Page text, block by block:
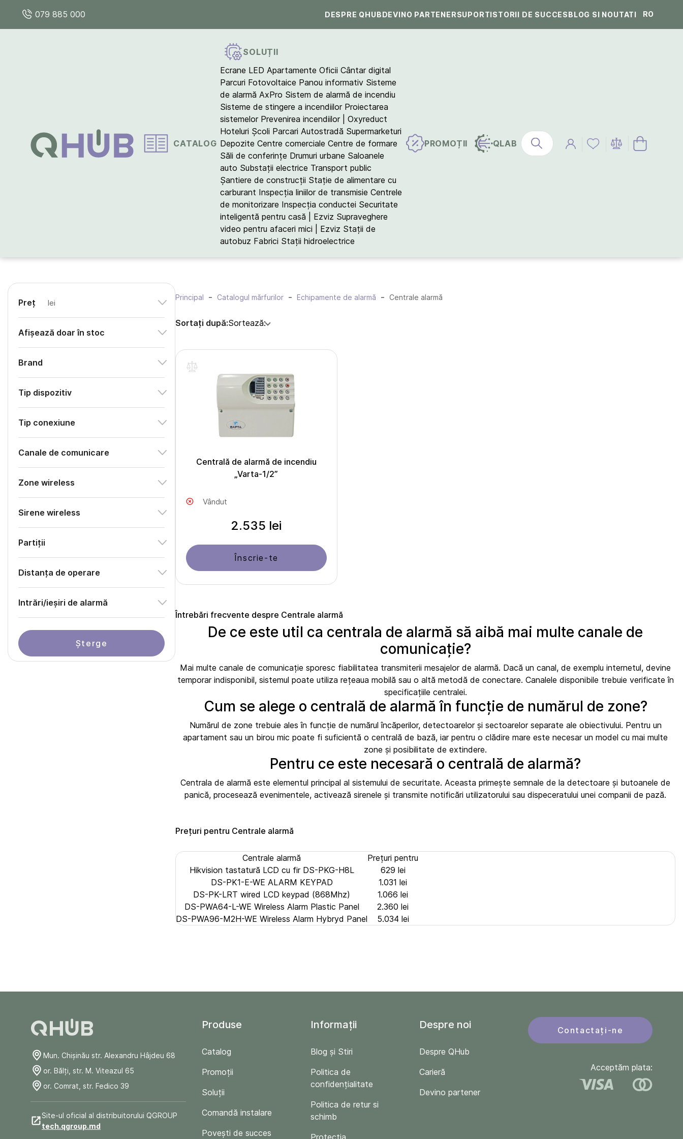
079 885 000 DESPRE QHUBDEVINO PARTENERSUPORTISTORII DE SUCCESBLOG SI NOUTATI RO
CATALOG
SOLUȚII
Ecrane LED Apartamente Oficii Cântar digital
Parcuri Fotovoltaice Panou informativ Sisteme
de alarmă AxPro Sistem de alarmă de incendiu
Sisteme de stingere a incendiilor Proiectarea
sistemelor Prevenirea incendiilor | Oxyreduct
Hoteluri Școli Parcari Autostradă Supermarketuri
Depozite Centre comerciale Centre de formare
Săli de conferințe Drumuri urbane Saloanele
auto Substații electrice Transport public
Șantiere de construcții Stație de alimentare cu
carburant Inspecția liniilor de transmisie Centrele
de monitorizare Inspecția conductei Securitate
inteligentă pentru casă | Ezviz Supraveghere
video pentru afaceri mici | Ezviz Stații de
autobuz Fabrici Stații hidroelectrice
PROMOȚII QLAB
Preț lei
Afișează doar în stoc
Brand
Tip dispozitiv
Tip conexiune
Canale de comunicare
Zone wireless
Sirene wireless
Partiții
Distanța de operare
Intrări/ieșiri de alarmă
Șterge
Principal Catalogul mărfurilor Echipamente de alarmă Centrale alarmă
Sortați după:Sortează:
Centrală de alarmă de incendiu
„Varta-1/2”
Vândut
2.535 lei
Înscrie-te
Întrebări frecvente despre Centrale alarmă
De ce este util ca centrala de alarmă să aibă mai multe canale de
comunicație?
Mai multe canale de comunicație sporesc fiabilitatea transmiterii mesajelor de alarmă. Dacă un canal, de exemplu internetul, devine
temporar indisponibil, sistemul poate utiliza rețeaua mobilă sau o altă metodă de conectare. Canalele disponibile trebuie verificate în
specificațiile centralei.
Cum se alege o centrală de alarmă în funcție de numărul de zone?
Numărul de zone trebuie ales în funcție de numărul încăperilor, detectoarelor și sectoarelor separate ale obiectivului. Pentru un
apartament sau un birou mic poate fi suficientă o centrală de bază, iar pentru o clădire mare este necesar un model cu mai multe
zone și posibilitate de extindere.
Pentru ce este necesară o centrală de alarmă?
Centrala de alarmă este elementul principal al sistemului de securitate. Aceasta primește semnale de la detectoare și butoanele de
panică, procesează evenimentele, activează sirenele și transmite notificări utilizatorului sau dispeceratului unei companii de pază.
Prețuri pentru Centrale alarmă
Centrale alarmă
Prețuri pentru
Hikvision tastatură LCD cu fir DS-PKG-H8L
629 lei
DS-PK1-E-WE ALARM KEYPAD
1.031 lei
DS-PK-LRT wired LCD keypad (868Mhz)
1.066 lei
DS-PWA64-L-WE Wireless Alarm Plastic Panel
2.360 lei
DS-PWA96-M2H-WE Wireless Alarm Hybryd Panel
5.034 lei
Mun. Chişinău str. Alexandru Hâjdeu 68
or. Bălți, str. M. Viteazul 65
or. Comrat, str. Fedico 39
Site-ul oficial al distribuitorului QGROUP
tech.qgroup.md
Produse
Catalog
Promoții
Soluții
Comandă instalare
Povești de succes
Informații
Blog și Stiri
Politica de
confidențialitate
Politica de retur si
schimb
Protecția
Despre noi
Despre QHub
Carieră
Devino partener
Contactați-ne
Acceptăm plata: